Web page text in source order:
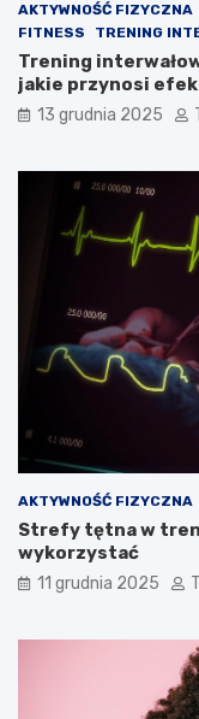
n
i
o
w
ą
AKTYWNOŚĆ FIZYCZNA
FITNESS
TRENING
Trening
jakie przynosi
13 grudnia 2025
AKTYWNOŚĆ FIZYCZNA
Strefy tętna w
wykorzystać
11 grudnia 2025